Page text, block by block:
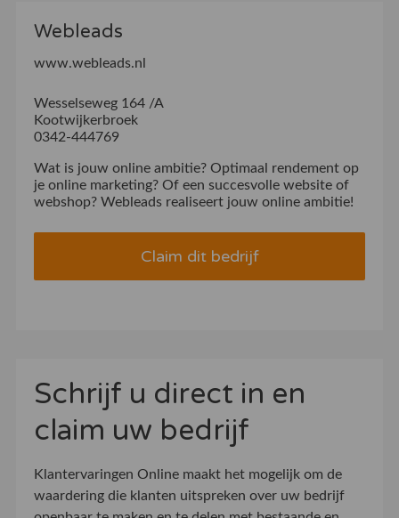
Webleads
www.webleads.nl
Wesselseweg 164 /A
Kootwijkerbroek
0342-444769
Wat is jouw online ambitie? Optimaal rendement op
je online marketing? Of een succesvolle website of
webshop? Webleads realiseert jouw online ambitie!
Claim dit bedrijf
Schrijf u direct in en
claim uw bedrijf
Klantervaringen Online maakt het mogelijk om de
waardering die klanten uitspreken over uw bedrijf